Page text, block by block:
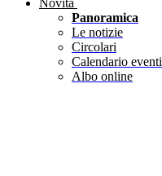
Novità
Panoramica
Le notizie
Circolari
Calendario eventi
Albo online